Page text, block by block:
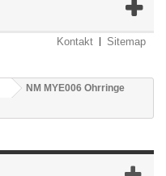
Kontakt Sitemap
NM MYE006 Ohrringe